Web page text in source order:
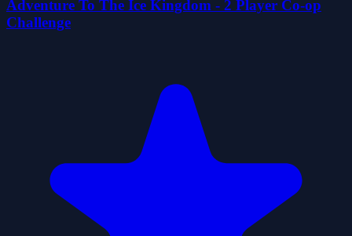
Adventure To The Ice Kingdom - 2 Player Co-op
Challenge